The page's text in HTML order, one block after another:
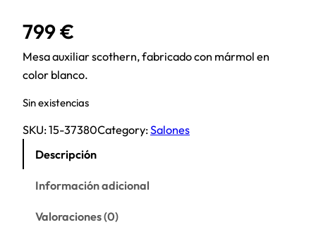
799€
Mesa auxiliar scothern, fabricado con mármol en
color blanco.
Sin existencias
SKU:15-37380Category:Salones
Descripción
Información adicional
Valoraciones (0)